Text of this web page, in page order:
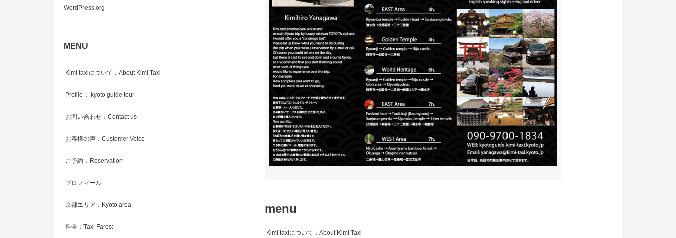
menu
Kimi taxiについて：About Kimi Taxi
WordPress.org
MENU
Kimi taxiについて：About Kimi Taxi
Profile： kyoto guide tour
お問い合わせ：Contact us
お客様の声：Customer Voice
ご予約：Reservation
プロフィール
京都エリア：Kyoto area
料金：Taxi Fares: